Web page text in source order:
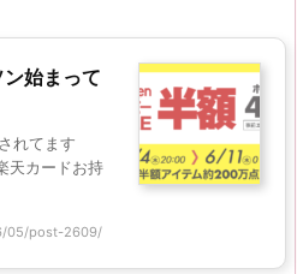
始まって
されてます
カードお持
05/post-2609/